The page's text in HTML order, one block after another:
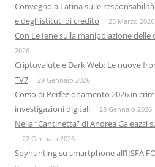
Convegno a Latina sulle
e degli istituti di credito
23 Marzo 2026
Con Le Iene sulla manipolazione delle
2026
Criptovalute e Dark Web: Le nuove
TV7
29 Gennaio 2026
Corso di Perfezionamento 2026 in
investigazioni digitali
28 Gennaio 2026
Nella “Cantinetta” di Andrea Galeazzi
22 Gennaio 2026
Spyhunting su smartphone all’IISFA